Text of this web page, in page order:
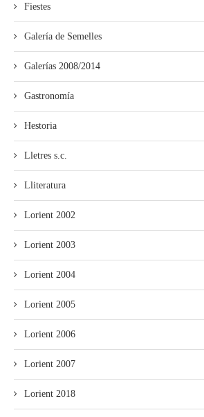
Fiestes
Galería de Semelles
Galerías 2008/2014
Gastronomía
Hestoria
Lletres s.c.
Lliteratura
Lorient 2002
Lorient 2003
Lorient 2004
Lorient 2005
Lorient 2006
Lorient 2007
Lorient 2018